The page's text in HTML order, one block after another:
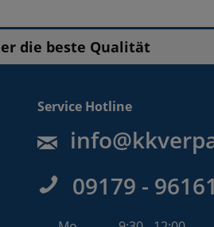
die beste Qualität
Service Hotline
09179 -